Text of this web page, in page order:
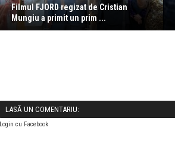
Filmul FJORD regizat de Cristian
Mungiu a primit un prim ...
LASĂ UN COMENTARIU:
Login cu Facebook